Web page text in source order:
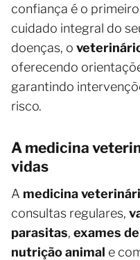
confiança é o
cuidado integral do
doenças, o
oferecendo
garantindo
risco.
A medicina
vidas
A medicina
consultas regulares,
parasitas, exames
nutrição animal e